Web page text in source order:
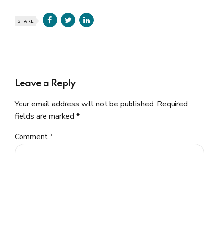
SHARE
Leave a Reply
Your email address will not be published. Required
fields are marked *
Comment *